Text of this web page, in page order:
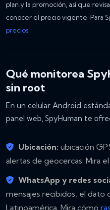
plan y la promoción, así que
conocer el precio vigente. Para
precios.
Qué monitorea
sin root
En un celular Android
panel web, SpyHuman te
Ubicación: ubicación
alertas de geocercas. Mira el
WhatsApp y redes
mensajes recibidos, el dato
Latinoamérica. Mira cómo